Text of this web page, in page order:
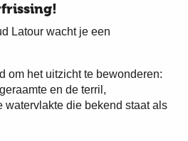
Latour wacht je een
om het uitzicht te bewonderen:
en de terril,
watervlakte die bekend staat als